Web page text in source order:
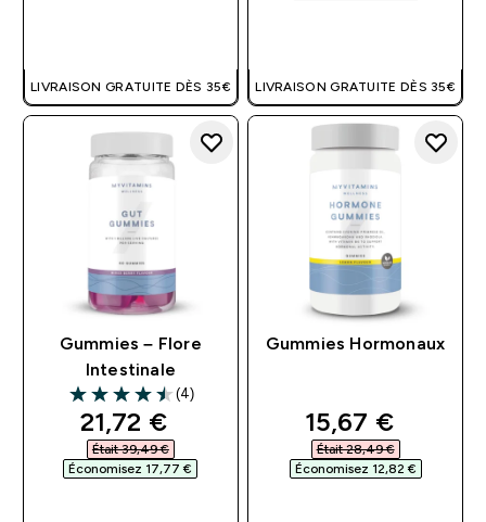
LIVRAISON GRATUITE DÈS 35€ LIVRAISON GRATUITE DÈS 35€
Gummies – Flore
Intestinale
4.5 out of 5 stars
(4)
discounted price
21,72 €‎
Était 39,49 €‎
Économisez 17,77 €‎
Gummies Hormonaux
discounted
15,67 €‎
Était 28,49 €‎
Économisez 12,82 €‎